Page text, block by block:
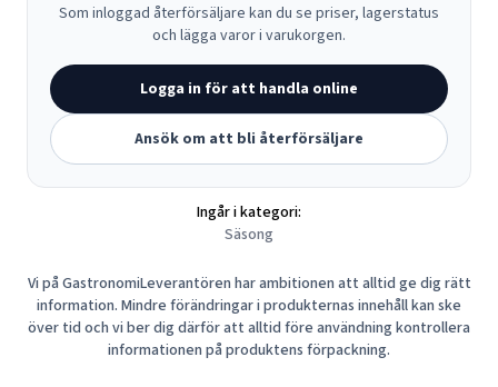
Som inloggad återförsäljare kan du se priser, lagerstatus
och lägga varor i varukorgen.
Logga in för att handla online
Ansök om att bli återförsäljare
Ingår i kategori:
Säsong
Vi på GastronomiLeverantören har ambitionen att alltid ge dig rätt
information. Mindre förändringar i produkternas innehåll kan ske
över tid och vi ber dig därför att alltid före användning kontrollera
informationen på produktens förpackning.